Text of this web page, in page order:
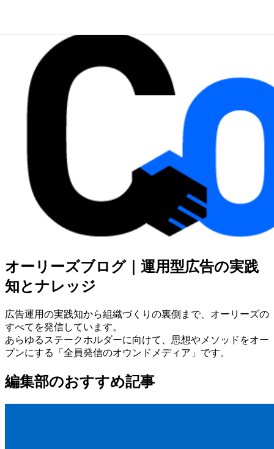
オーリーズブログ｜運用型広告の実践
知とナレッジ
広告運用の実践知から組織づくりの裏側まで、オーリーズの
すべてを発信しています。
あらゆるステークホルダーに向けて、思想やメソッドをオー
プンにする
「全員発信のオウンドメディア」 です。
編集部のおすすめ記事